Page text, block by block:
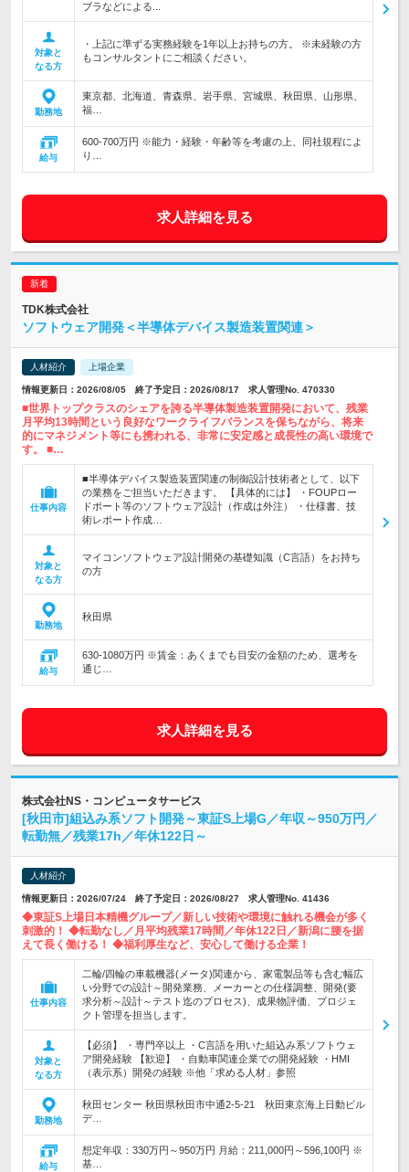
ブラなどによる...
対象と
なる方
・上記に準ずる実務経験を1年以上お持ちの方。 ※未経験の方
もコンサルタントにご相談ください。
勤務地
東京都、北海道、青森県、岩手県、宮城県、秋田県、山形県、
福…
給与
600-700万円 ※能力・経験・年齢等を考慮の上、同社規程によ
り…
求人詳細を見る
TDK株式会社
ソフトウェア開発＜半導体デバイス製造装置関連＞
人材紹介 上場企業
情報更新日：2026/08/05 終了予定日：2026/08/17 求人管理No. 470330
■世界トップクラスのシェアを誇る半導体製造装置開発において、残業
月平均13時間という良好なワークライフバランスを保ちながら、将来
的にマネジメント等にも携われる、非常に安定感と成長性の高い環境で
す。 ■…
仕事内容
■半導体デバイス製造装置関連の制御設計技術者として、以下
の業務をご担当いただきます。 【具体的には】 ・FOUPロー
ドポート等のソフトウェア設計（作成は外注） ・仕様書、技
術レポート作成…
対象と
なる方
マイコンソフトウェア設計開発の基礎知識（C言語）をお持ち
の方
勤務地
秋田県
給与
630-1080万円 ※賃金：あくまでも目安の金額のため、選考を
通じ…
求人詳細を見る
株式会社NS・コンピュータサービス
[秋田市]組込み系ソフト開発～東証S上場G／年収～950万円／
転勤無／残業17h／年休122日～
人材紹介
情報更新日：2026/07/24 終了予定日：2026/08/27 求人管理No. 41436
◆東証S上場日本精機グループ／新しい技術や環境に触れる機会が多く
刺激的！ ◆転勤なし／月平均残業17時間／年休122日／新潟に腰を据
えて長く働ける！ ◆福利厚生など、安心して働ける企業！
仕事内容
二輪/四輪の車載機器(メータ)関連から、家電製品等も含む幅広
い分野での設計～開発業務、メーカーとの仕様調整、開発(要
求分析～設計～テスト迄のプロセス)、成果物評価、プロジェ
クト管理を担当します。
対象と
なる方
【必須】 ・専門卒以上 ・C言語を用いた組込み系ソフトウェ
ア開発経験 【歓迎】 ・自動車関連企業での開発経験 ・HMI
（表示系）開発の経験 ※他「求める人材」参照
勤務地
秋田センター 秋田県秋田市中通2-5-21 秋田東京海上日動ビル
デ…
給与
想定年収：330万円～950万円 月給：211,000円～596,100円 ※
基…